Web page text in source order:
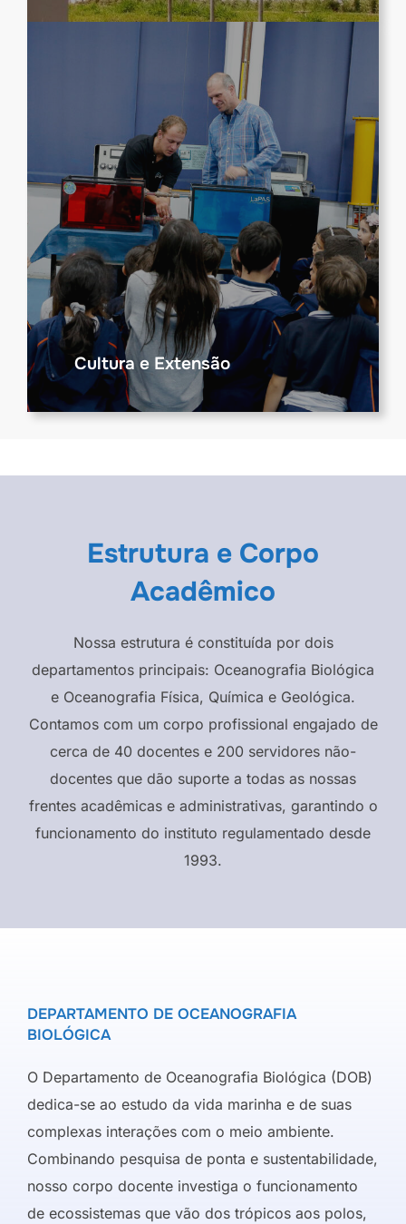
Cultura e Extensão
Estrutura e Corpo
Acadêmico
Nossa estrutura é constituída por dois
departamentos principais: Oceanografia Biológica
e Oceanografia Física, Química e Geológica.
Contamos com um corpo profissional engajado de
cerca de 40 docentes e 200 servidores não-
docentes que dão suporte a todas as nossas
frentes acadêmicas e administrativas, garantindo o
funcionamento do instituto regulamentado desde
1993.
DEPARTAMENTO DE OCEANOGRAFIA
BIOLÓGICA
O Departamento de Oceanografia Biológica (DOB)
dedica-se ao estudo da vida marinha e de suas
complexas interações com o meio ambiente.
Combinando pesquisa de ponta e sustentabilidade,
nosso corpo docente investiga o funcionamento
de ecossistemas que vão dos trópicos aos polos,